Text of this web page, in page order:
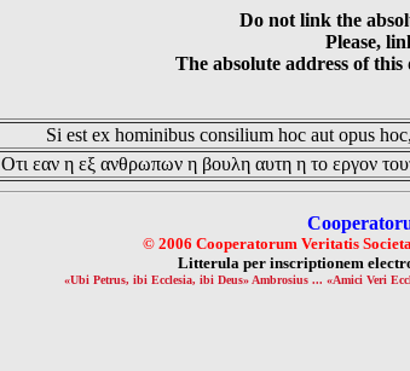
Do not link the
Please,
The absolute address of
Si est ex hominibus consilium hoc aut opus
Οτι εαν η εξ ανθρωπων η βουλη αυτη η το εργον
© 2006 Cooperatorum Veritatis
Litterula per inscriptionem
«Ubi Petrus, ibi Ecclesia, ibi Deus» Ambrosius ... «Amici Veri